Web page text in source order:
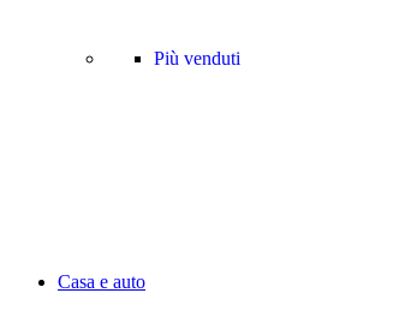
Più venduti
Casa e auto